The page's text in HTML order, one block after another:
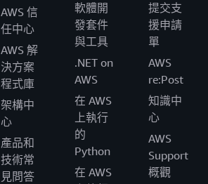
AWS 信
任中心
AWS 解
決方案
程式庫
架構中
心
產品和
技術常
見問答
軟體開
發套件
與工具
.NET on
AWS
在 AWS
上執行
的
Python
在 AWS
提交支
援申請
單
AWS
re:Post
知識中
心
AWS
Support
概觀